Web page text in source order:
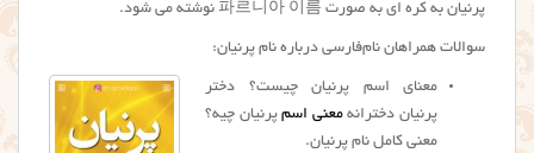
پرنیان به کره ای به صورت 파르니아 이름 نوشته می شود.
سوالات همراهان نام‌فارسی درباره نام پرنیان:
معنای اسم پرنیان چیست؟ دختر
پرنیان دخترانهمعنی اسمپرنیان چیه؟
معنی کامل نام پرنیان.